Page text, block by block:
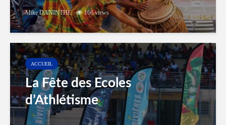
Mike DANINTHE 166 views
ACCUEIL
La Fête des Ecoles
d’Athlétisme